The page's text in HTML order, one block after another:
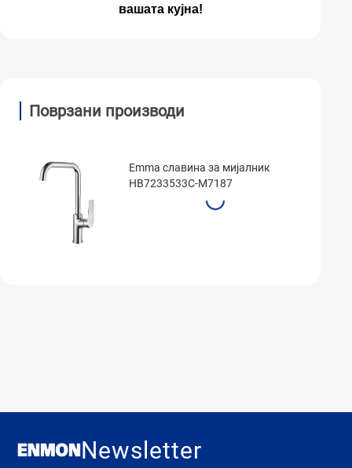
вашата кујна!
Поврзани производи
Emma славина за мијалник
HB7233533C-M7187
Newsletter